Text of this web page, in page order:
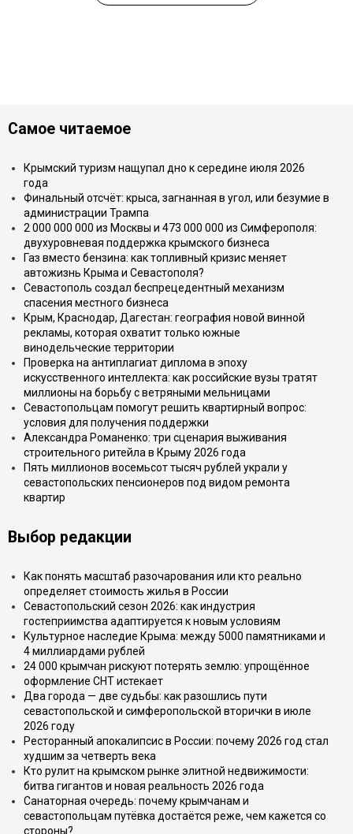
Самое читаемое
Крымский туризм нащупал дно к середине июля 2026
года
Финальный отсчёт: крыса, загнанная в угол, или безумие в
администрации Трампа
2 000 000 000 из Москвы и 473 000 000 из Симферополя:
двухуровневая поддержка крымского бизнеса
Газ вместо бензина: как топливный кризис меняет
автожизнь Крыма и Севастополя?
Севастополь создал беспрецедентный механизм
спасения местного бизнеса
Крым, Краснодар, Дагестан: география новой винной
рекламы, которая охватит только южные
винодельческие территории
Проверка на антиплагиат диплома в эпоху
искусственного интеллекта: как российские вузы тратят
миллионы на борьбу с ветряными мельницами
Севастопольцам помогут решить квартирный вопрос:
условия для получения поддержки
Александра Романенко: три сценария выживания
строительного ритейла в Крыму 2026 года
Пять миллионов восемьсот тысяч рублей украли у
севастопольских пенсионеров под видом ремонта
квартир
Выбор редакции
Как понять масштаб разочарования или кто реально
определяет стоимость жилья в России
Севастопольский сезон 2026: как индустрия
гостеприимства адаптируется к новым условиям
Культурное наследие Крыма: между 5000 памятниками и
4 миллиардами рублей
24 000 крымчан рискуют потерять землю: упрощённое
оформление СНТ истекает
Два города — две судьбы: как разошлись пути
севастопольской и симферопольской вторички в июле
2026 году
Ресторанный апокалипсис в России: почему 2026 год стал
худшим за четверть века
Кто рулит на крымском рынке элитной недвижимости:
битва гигантов и новая реальность 2026 года
Санаторная очередь: почему крымчанам и
севастопольцам путёвка достаётся реже, чем кажется со
стороны?